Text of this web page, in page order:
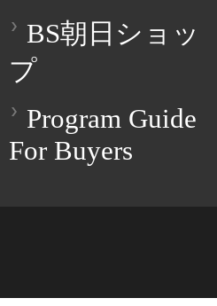
BS朝日ショッ
プ
Program Guide
For Buyers